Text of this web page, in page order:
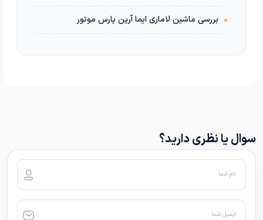
• بررسی ماشین لاماری ایما آرین پارس موتور
سوال یا نظری دارید؟
نام شما
ایمیل شما